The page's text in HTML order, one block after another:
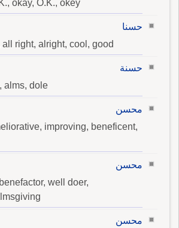
okay, O.K., okey
حسنا
right, alright, cool, good
حسنة
alms, dole
محسن
improving, beneficent,
محسن
well doer,
محسن